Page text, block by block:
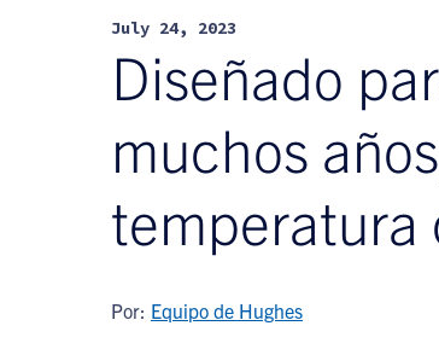
July 24, 2023
Diseñado
muchos
temperatura
Por: Equipo de Hughes